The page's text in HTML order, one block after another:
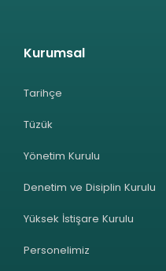
Kurumsal
Tarihçe
Tüzük
Yönetim Kurulu
Denetim ve Disiplin Kurulu
Yüksek İstişare Kurulu
Personelimiz